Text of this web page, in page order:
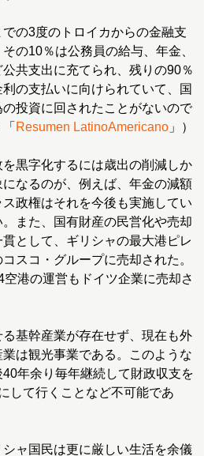
の3度のトロイカからの金融支
の10％は公務員の給与、年金、
共支出に充てられ、残りの90％
の支払いに向けられていて、国
投資に回されたことがないので
Resumen LatinoAmericano 」）
黒字化するには歳出の削減しか
なるのが、例えば、年金の減額
政権はそれを今後も実施してい
また、国有財産の民営化や売却
として、ギリシャの最大港ピレ
スコ・グループに売却された。
空港の運営もドイツ企業に売却さ
基幹産業が存在せず、現在も外
は観光事業である。このような
年余り毎年継続して財政収支を
して行くことなど不可能であ
ャ国民は更に厳しい生活を余儀